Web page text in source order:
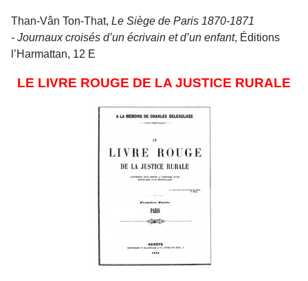
Than-Vân Ton-That, Le Siège de Paris 1870-1871
- Journaux croisés d’un écrivain et d’un enfant, Éditions
l’Harmattan, 12 E
LE LIVRE ROUGE DE LA JUSTICE RURALE